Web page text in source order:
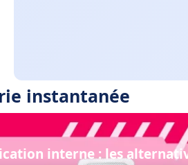
instantanée
interne : les